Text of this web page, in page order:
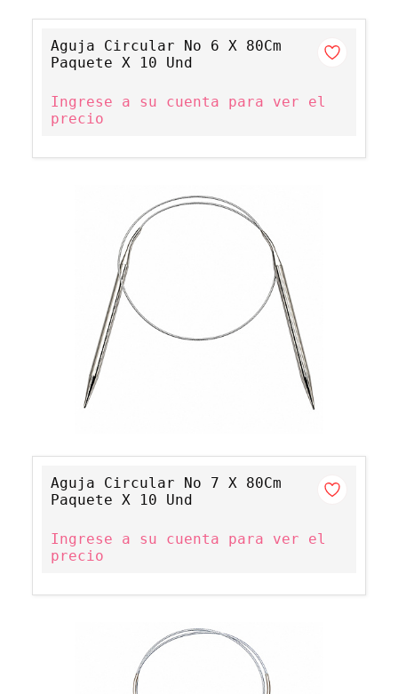
Aguja Circular No 6 X 80Cm
Paquete X 10 Und
Ingrese a su cuenta para ver el
precio
Aguja Circular No 7 X 80Cm
Paquete X 10 Und
Ingrese a su cuenta para ver el
precio